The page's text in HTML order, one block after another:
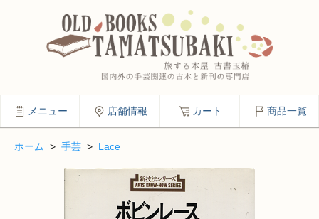
メニュー 店舗情報 カート 商品一覧
ホーム > 手芸 > Lace